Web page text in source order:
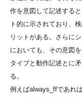
作を意図して記述する
ト的に示されており、
リットがある。さらに
においても、その意図
タイプと動作記述とに
る。
例えばalways_ffであれ